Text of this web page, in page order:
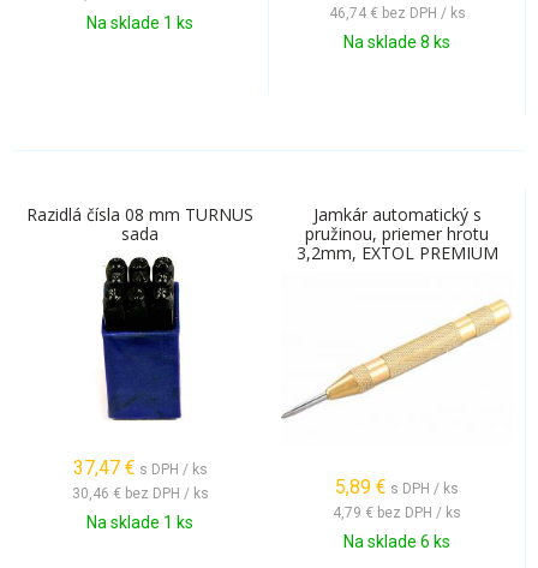
Na sklade 1 ks 46,74 € bez DPH / ks
Na sklade 8 ks
Razidlá čísla 08 mm TURNUS
sada
37,47 € s DPH / ks
30,46 € bez DPH / ks
Na sklade 1 ks
Jamkár automatický s
pružinou, priemer hrotu
3,2mm, EXTOL PREMIUM
5,89 € s DPH / ks
4,79 € bez DPH / ks
Na sklade 6 ks